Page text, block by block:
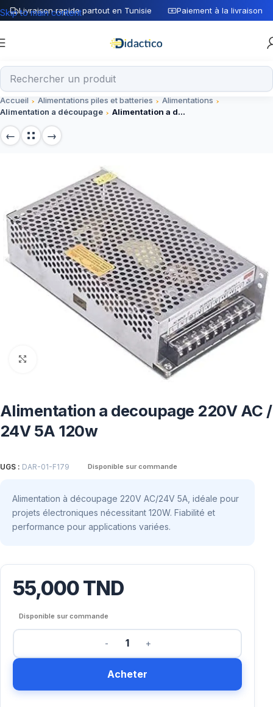
Livraison rapide partout en Tunisie Paiement à la livraison
Skip to main content
Accueil Alimentations piles et batteries
Alimentations
Alimentation a découpage
Alimentation a decoupage 220V AC / 24V 5A 120w
Alimentation a decoupage 220V AC /
24V 5A 120w
UGS : DAR-01-F179 Disponible sur commande
Alimentation à découpage 220V AC/24V 5A, idéale pour
projets électroniques nécessitant 120W. Fiabilité et
performance pour applications variées.
55,000TND
Disponible sur commande
Acheter